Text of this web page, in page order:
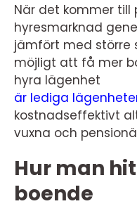
När det kommer till
hyresmarknad
jämfört med större
möjligt att få mer
hyra lägenhet
är lediga
kostnadseffektivt
vuxna och
Hur man
boende